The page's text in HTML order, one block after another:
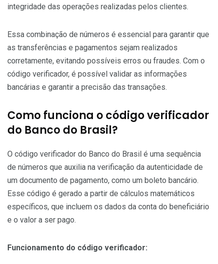
integridade das operações realizadas pelos clientes.
Essa combinação de números é essencial para garantir que
as transferências e pagamentos sejam realizados
corretamente, evitando possíveis erros ou fraudes. Com o
código verificador, é possível validar as informações
bancárias e garantir a precisão das transações.
Como funciona o código verificador
do Banco do Brasil?
O código verificador do Banco do Brasil é uma sequência
de números que auxilia na verificação da autenticidade de
um documento de pagamento, como um boleto bancário.
Esse código é gerado a partir de cálculos matemáticos
específicos, que incluem os dados da conta do beneficiário
e o valor a ser pago.
Funcionamento do código verificador: